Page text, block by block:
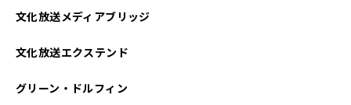
文化放送メディアブリッジ
文化放送エクステンド
グリーン・ドルフィン